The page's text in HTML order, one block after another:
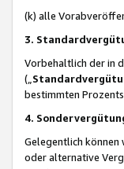
(k) alle
3.
Vorbehaltlich der in
(„
bestimmten
4.
Gelegentlich können
oder alternative